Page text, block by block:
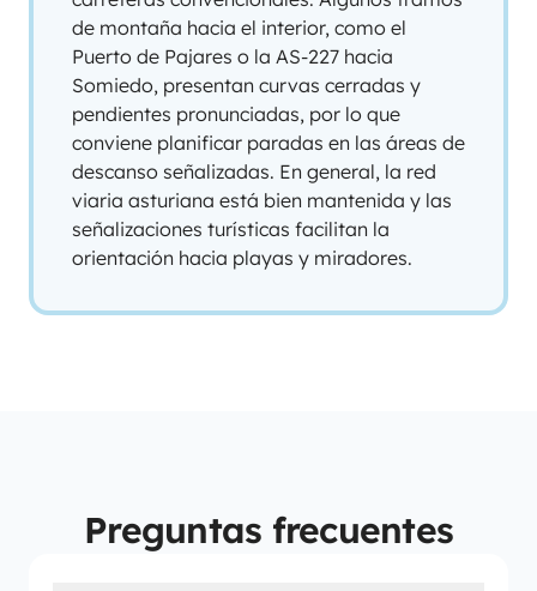
de montaña hacia el interior, como el
Puerto de Pajares o la AS-227 hacia
Somiedo, presentan curvas cerradas y
pendientes pronunciadas, por lo que
conviene planificar paradas en las áreas de
descanso señalizadas. En general, la red
viaria asturiana está bien mantenida y las
señalizaciones turísticas facilitan la
orientación hacia playas y miradores.
Preguntas frecuentes